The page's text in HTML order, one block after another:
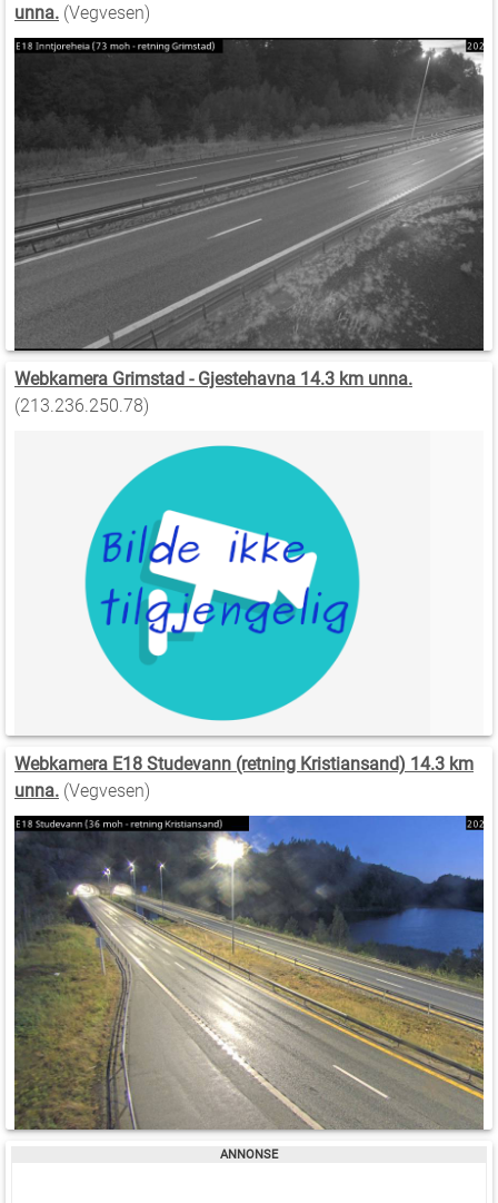
unna. (Vegvesen)
Webkamera Grimstad - Gjestehavna 14.3 km unna.
(213.236.250.78)
Webkamera E18 Studevann (retning Kristiansand) 14.3 km
unna. (Vegvesen)